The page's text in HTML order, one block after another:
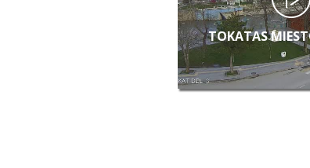
TOKATAS